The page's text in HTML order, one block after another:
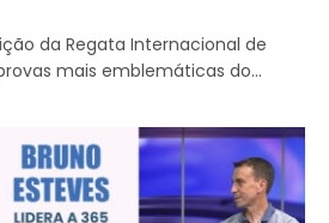
da Regata Internacional de
mais emblemáticas do…